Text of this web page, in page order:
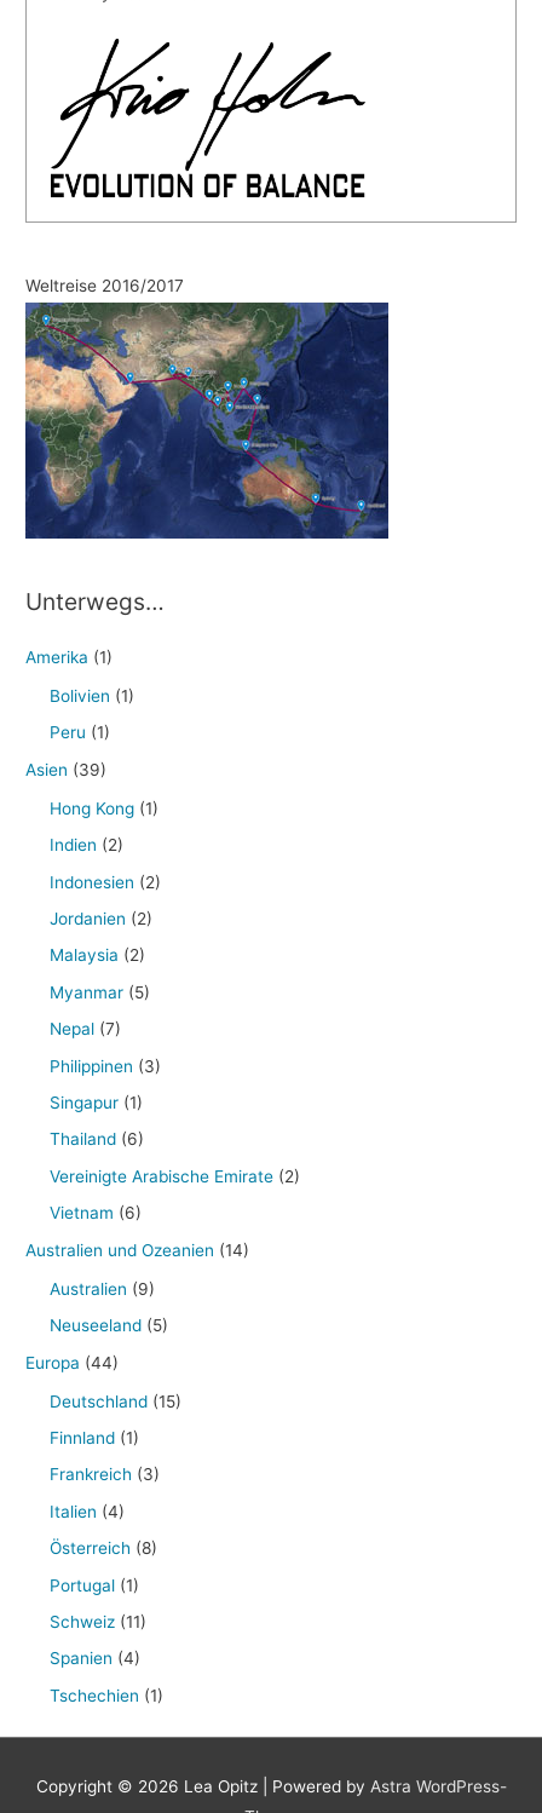
Weltreise 2016/2017
Unterwegs…
Amerika (1)
Bolivien (1)
Peru (1)
Asien (39)
Hong Kong (1)
Indien (2)
Indonesien (2)
Jordanien (2)
Malaysia (2)
Myanmar (5)
Nepal (7)
Philippinen (3)
Singapur (1)
Thailand (6)
Vereinigte Arabische Emirate (2)
Vietnam (6)
Australien und Ozeanien (14)
Australien (9)
Neuseeland (5)
Europa (44)
Deutschland (15)
Finnland (1)
Frankreich (3)
Italien (4)
Österreich (8)
Portugal (1)
Schweiz (11)
Spanien (4)
Tschechien (1)
Copyright © 2026 Lea Opitz| Powered by Astra WordPress-